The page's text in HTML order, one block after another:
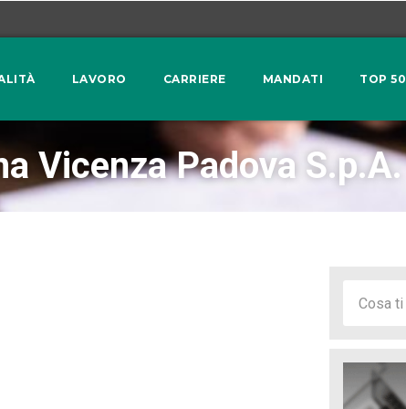
LAVORO CARRIERE MANDATI TOP 50
Vicenza Padova S.p.A.